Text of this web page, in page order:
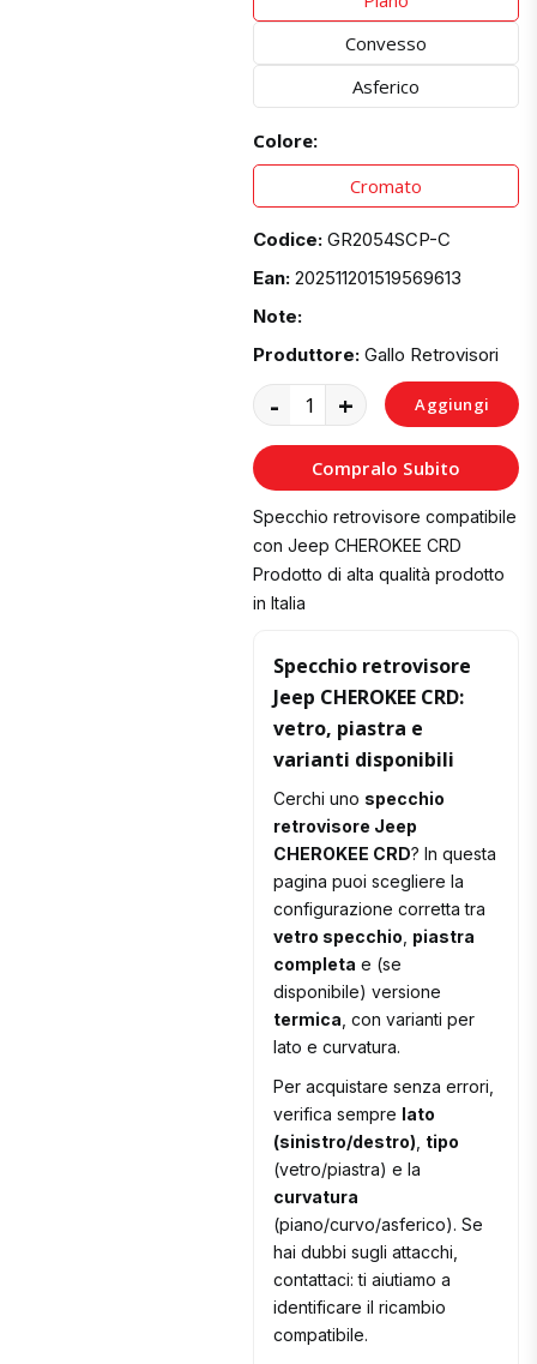
Convesso
Asferico
Colore:
Cromato
Codice: GR2054SCP-C
Ean: 202511201519569613
Note:
Produttore: Gallo Retrovisori
- + Aggiungi
al
Carrello
Compralo Subito
Specchio retrovisore compatibile
con Jeep CHEROKEE CRD
Prodotto di alta qualità prodotto
in Italia
Specchio retrovisore
Jeep CHEROKEE CRD:
vetro, piastra e
varianti disponibili
Cerchi uno specchio
retrovisore Jeep
CHEROKEE CRD? In questa
pagina puoi scegliere la
configurazione corretta tra
vetro specchio piastra
completa e (se
disponibile) versione
termica , con varianti per
lato e curvatura.
Per acquistare senza errori,
verifica sempre lato
(sinistro/destro) tipo
(vetro/piastra) e la
curvatura
(piano/curvo/asferico). Se
hai dubbi sugli attacchi,
contattaci: ti aiutiamo a
identificare il ricambio
compatibile.